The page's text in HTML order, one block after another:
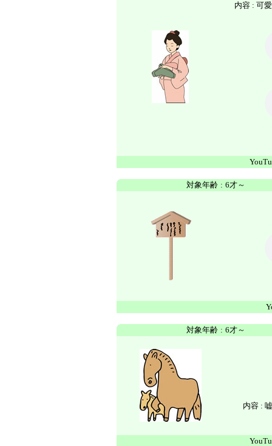
内容 : 可
対象年齢 : 6才～
対象年齢 : 6才～
内容 :